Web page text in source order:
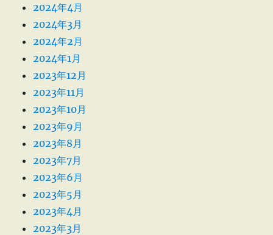
2024年4月
2024年3月
2024年2月
2024年1月
2023年12月
2023年11月
2023年10月
2023年9月
2023年8月
2023年7月
2023年6月
2023年5月
2023年4月
2023年3月